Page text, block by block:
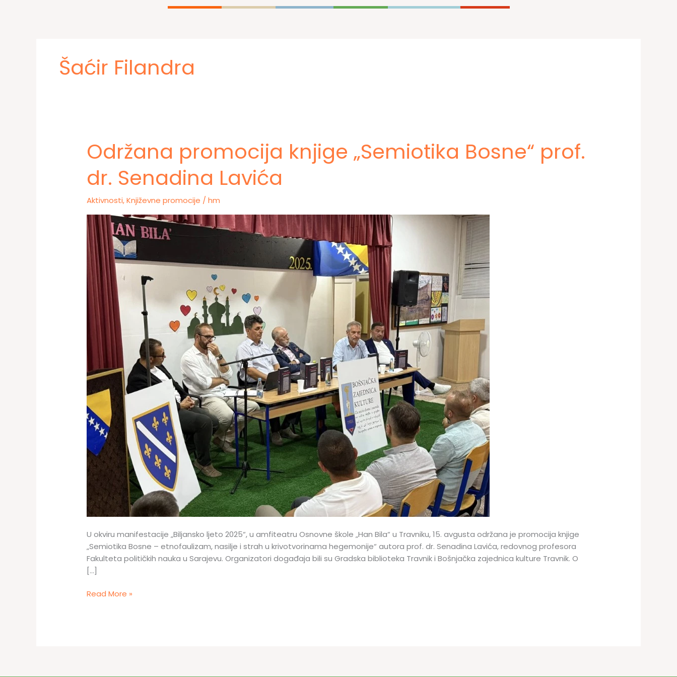
Šaćir Filandra
Održana promocija knjige „Semiotika Bosne“ prof.
dr. Senadina Lavića
Aktivnosti,Književne promocije /hm
U okviru manifestacije „Biljansko ljeto 2025“, u amfiteatru Osnovne škole „Han Bila“ u Travniku, 15. avgusta održana je promocija knjige
„Semiotika Bosne – etnofaulizam, nasilje i strah u krivotvorinama hegemonije“ autora prof. dr. Senadina Lavića, redovnog profesora
Fakulteta političkih nauka u Sarajevu. Organizatori događaja bili su Gradska biblioteka Travnik i Bošnjačka zajednica kulture Travnik. O
[…]
Održana
Read More »